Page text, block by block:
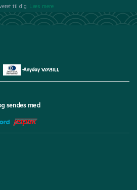
til dig. Læs mere
sendes med